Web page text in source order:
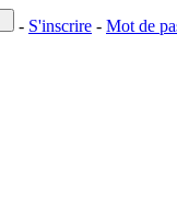
- S'inscrire - Mot de